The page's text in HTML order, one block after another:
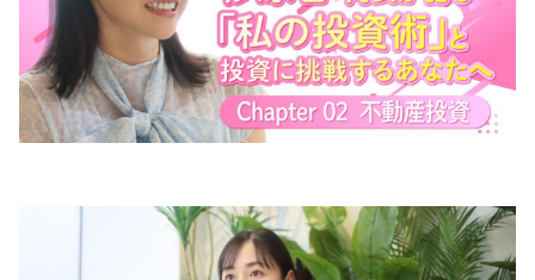
情報セキュリティポリシー
ソーシャルメディアポリシー
反社会的勢力に対する基本方針
外部送信、第三者提供、情報収集モジュールの有無